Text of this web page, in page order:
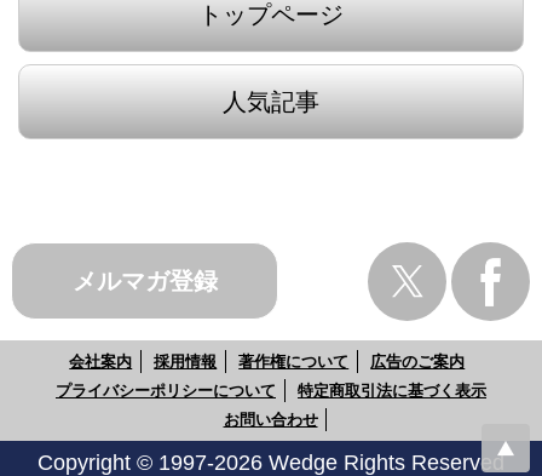
トップページ
人気記事
メルマガ登録
会社案内 採用情報 著作権について
広告のご案内
プライバシーポリシーについて
特定商取引法に基づく表示
お問い合わせ
Copyright © 1997-2026 Wedge Rights Reserved